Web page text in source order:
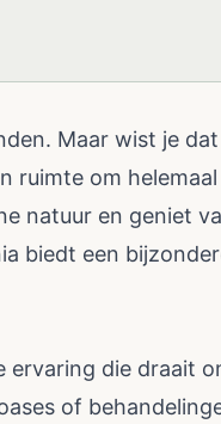
Maar wist je dat
ruimte om helemaal
natuur en geniet
biedt een
ervaring die draait
of